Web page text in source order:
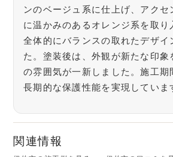
ンのベージュ系に仕上げ、アクセ
に温かみのあるオレンジ系を取り
全体的にバランスの取れたデザイ
た。塗装後は、外観が新たな印象
の雰囲気が一新しました。施工期
長期的な保護性能を実現していま
関連情報